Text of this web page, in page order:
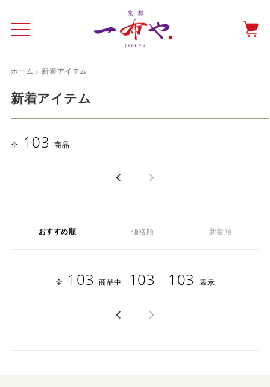
ド 一布やについて
抗ウイルス・抗菌マスクケース
テーブルウエア特集
ホーム 新着アイテム
新着アイテム
全 103 商品
おすすめ順 価格順 新着順
全 103 商品中 103 - 103 表示